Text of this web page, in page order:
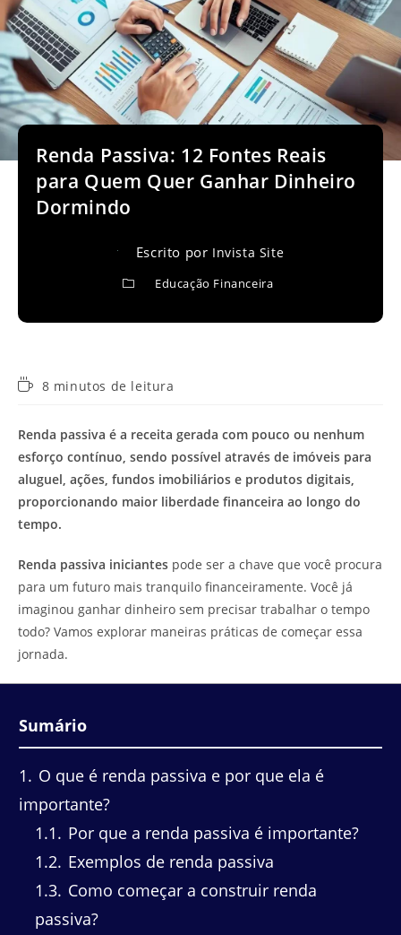
Renda Passiva: 12 Fontes Reais
para Quem Quer Ganhar Dinheiro
Dormindo
Escrito por Invista Site
Educação Financeira
Tempo8 minutos de leitura
Renda passiva é a receita gerada com pouco ou nenhum
esforço contínuo, sendo possível através de imóveis para
aluguel, ações, fundos imobiliários e produtos digitais,
proporcionando maior liberdade financeira ao longo do
tempo.
Renda passiva iniciantes pode ser a chave que você procura
para um futuro mais tranquilo financeiramente. Você já
imaginou ganhar dinheiro sem precisar trabalhar o tempo
todo? Vamos explorar maneiras práticas de começar essa
jornada.
Sumário
1
O que é renda passiva e por que ela é
importante?
1.1
Por que a renda passiva é importante?
1.2 Exemplos de renda passiva
1.3 Como começar a construir renda
passiva?